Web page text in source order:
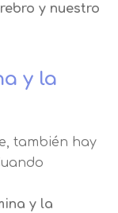
y nuestro
y la
también hay
y la